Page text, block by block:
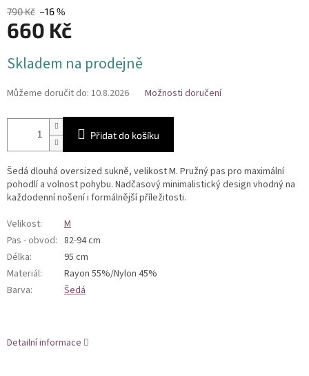
790 Kč –16 %
660 Kč
cena:
Skladem na prodejně
Můžeme doručit do: 10.8.2026 Možnosti doručení
Přidat do košíku
Šedá dlouhá oversized sukně, velikost M. Pružný pas pro maximální
pohodlí a volnost pohybu. Nadčasový minimalistický design vhodný na
každodenní nošení i formálnější příležitosti.
Velikost:
M
Pas - obvod: 82-94 cm
Délka:
95 cm
Materiál:
Rayon 55%/Nylon 45%
Barva: Šedá
Detailní informace